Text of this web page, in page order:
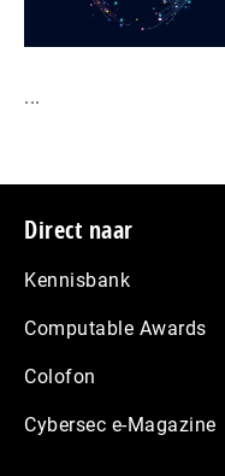
...
Footer
Direct naar
Kennisbank
Computable Awards
Colofon
Cybersec e-Magazine